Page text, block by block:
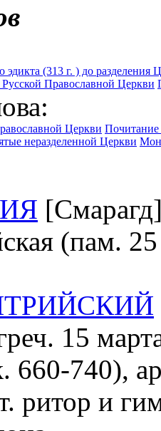
(313 г. ) до
Православной Церкви
Церкви Почитание
неразделенной Церкви
(пам.
15
660-740),
ритор и